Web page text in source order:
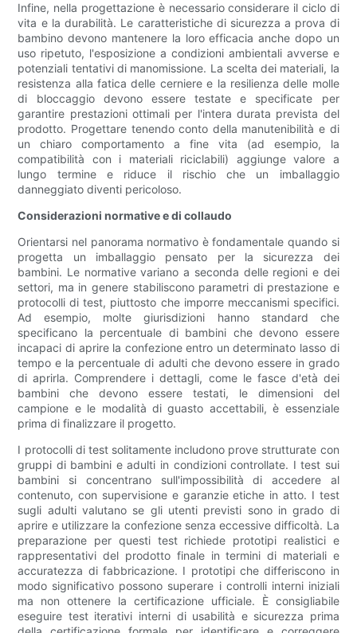
Infine, nella progettazione è necessario considerare il ciclo di
vita e la durabilità. Le caratteristiche di sicurezza a prova di
bambino devono mantenere la loro efficacia anche dopo un
uso ripetuto, l'esposizione a condizioni ambientali avverse e
potenziali tentativi di manomissione. La scelta dei materiali, la
resistenza alla fatica delle cerniere e la resilienza delle molle
di bloccaggio devono essere testate e specificate per
garantire prestazioni ottimali per l'intera durata prevista del
prodotto. Progettare tenendo conto della manutenibilità e di
un chiaro comportamento a fine vita (ad esempio, la
compatibilità con i materiali riciclabili) aggiunge valore a
lungo termine e riduce il rischio che un imballaggio
danneggiato diventi pericoloso.
Considerazioni normative e di collaudo
Orientarsi nel panorama normativo è fondamentale quando si
progetta un imballaggio pensato per la sicurezza dei
bambini. Le normative variano a seconda delle regioni e dei
settori, ma in genere stabiliscono parametri di prestazione e
protocolli di test, piuttosto che imporre meccanismi specifici.
Ad esempio, molte giurisdizioni hanno standard che
specificano la percentuale di bambini che devono essere
incapaci di aprire la confezione entro un determinato lasso di
tempo e la percentuale di adulti che devono essere in grado
di aprirla. Comprendere i dettagli, come le fasce d'età dei
bambini che devono essere testati, le dimensioni del
campione e le modalità di guasto accettabili, è essenziale
prima di finalizzare il progetto.
I protocolli di test solitamente includono prove strutturate con
gruppi di bambini e adulti in condizioni controllate. I test sui
bambini si concentrano sull'impossibilità di accedere al
contenuto, con supervisione e garanzie etiche in atto. I test
sugli adulti valutano se gli utenti previsti sono in grado di
aprire e utilizzare la confezione senza eccessive difficoltà. La
preparazione per questi test richiede prototipi realistici e
rappresentativi del prodotto finale in termini di materiali e
accuratezza di fabbricazione. I prototipi che differiscono in
modo significativo possono superare i controlli interni iniziali
ma non ottenere la certificazione ufficiale. È consigliabile
eseguire test iterativi interni di usabilità e sicurezza prima